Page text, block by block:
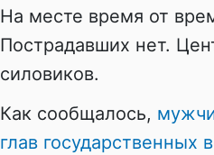
На месте время от
Пострадавших нет.
силовиков.
Как сообщалось,
глав государственных